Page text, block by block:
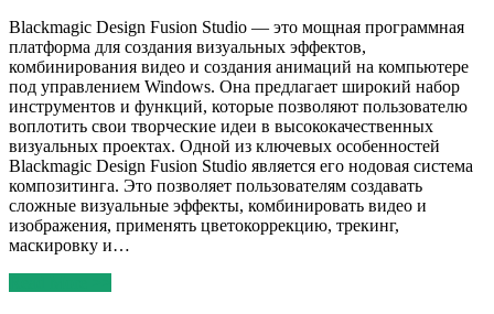
Blackmagic Design Fusion Studio — это мощная программная
платформа для создания визуальных эффектов,
комбинирования видео и создания анимаций на компьютере
под управлением Windows. Она предлагает широкий набор
инструментов и функций, которые позволяют пользователю
воплотить свои творческие идеи в высококачественных
визуальных проектах. Одной из ключевых особенностей
Blackmagic Design Fusion Studio является его нодовая система
композитинга. Это позволяет пользователям создавать
сложные визуальные эффекты, комбинировать видео и
изображения, применять цветокоррекцию, трекинг,
маскировку и…